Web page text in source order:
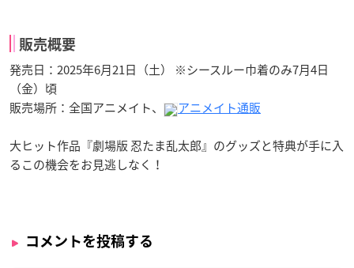
販売概要
発売日：2025年6月21日（土） ※シースルー巾着のみ7月4日
（金）頃
販売場所：全国アニメイト、
アニメイト通販
大ヒット作品『劇場版 忍たま乱太郎』のグッズと特典が手に入
るこの機会をお見逃しなく！
コメントを投稿する